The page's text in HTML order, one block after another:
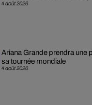
4 août 2026
4 août 2026
Ariana Grande prendra une
sa tournée mondiale